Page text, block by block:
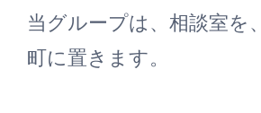
当グループは、相談室を
町に置きます。